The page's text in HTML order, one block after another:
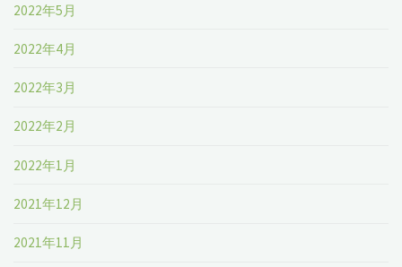
2022年5月
2022年4月
2022年3月
2022年2月
2022年1月
2021年12月
2021年11月